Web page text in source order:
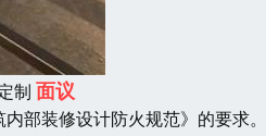
制 面议
部装修设计防火规范》的要求